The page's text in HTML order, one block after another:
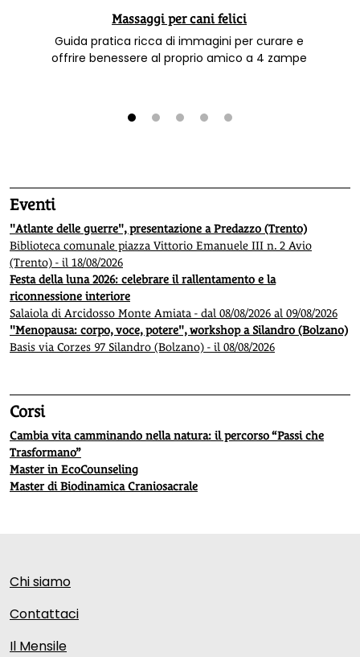
Massaggi per cani felici
Guida pratica ricca di immagini per curare e
offrire benessere al proprio amico a 4 zampe
Eventi
"Atlante delle guerre", presentazione a Predazzo (Trento)
Biblioteca comunale piazza Vittorio Emanuele III n. 2 Avio
(Trento) - il 18/08/2026
Festa della luna 2026: celebrare il rallentamento e la
riconnessione interiore
Salaiola di Arcidosso Monte Amiata - dal 08/08/2026 al 09/08/2026
"Menopausa: corpo, voce, potere", workshop a Silandro (Bolzano)
Basis via Corzes 97 Silandro (Bolzano) - il 08/08/2026
Corsi
Cambia vita camminando nella natura: il percorso “Passi che
Trasformano”
Master in EcoCounseling
Master di Biodinamica Craniosacrale
Chi siamo
Contattaci
Il Mensile